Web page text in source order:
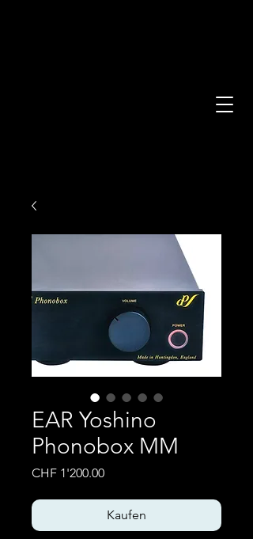
EAR Yoshino
Phonobox MM
CHF 1'200.00Preis
Kaufen